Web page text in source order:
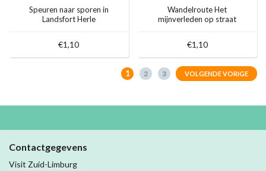
Speuren naar sporen in
Landsfort Herle
€1,10
Wandelroute Het
mijnverleden op straat
€1,10
1 2 3 VOLGENDE VORIGE
Contactgegevens
Visit Zuid-Limburg